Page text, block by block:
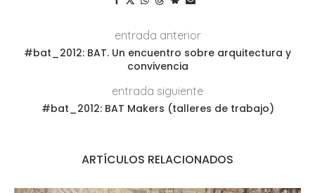
entrada anterior
#bat_2012: BAT. Un encuentro sobre arquitectura y
convivencia
entrada siguiente
#bat_2012: BAT Makers (talleres de trabajo)
ARTÍCULOS RELACIONADOS